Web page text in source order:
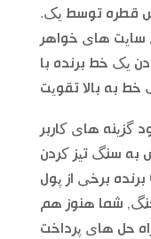
قطره توسط یک.
سایت های خواهر
یک خط برنده با
گزینه های کاربر
به سنگ تیز کردن
برنده برخی از پول
شما هنوز هم
حل های پرداخت